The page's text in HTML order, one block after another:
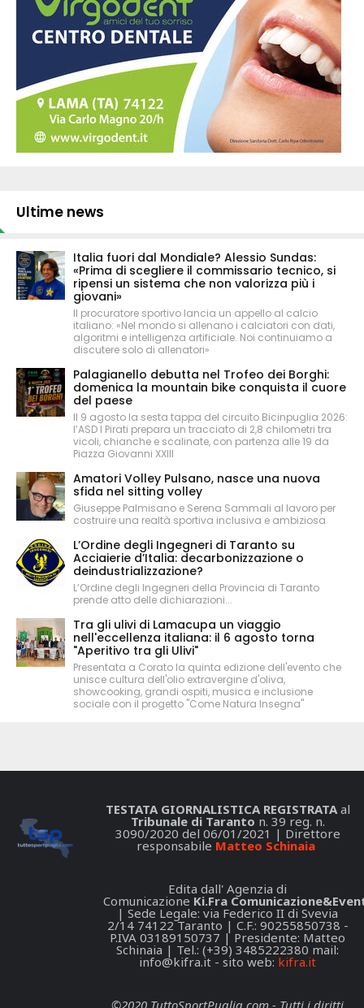
Ultime news
Italia fuori dal Mondiale? Alessio Sundas:
«Prima di scegliere il commissario tecnico, si
ripensi un sistema che non valorizza più i
giovani»
Il procuratore sportivo lancia un appello al calcio
italiano: «Nel mondo si allenano i calciatori con dati,
algoritmi e intelligenza artificiale. Noi continuiamo a
discutere solo di allenatori»
Palagianello debutta nel Trofeo dei Borghi:
domenica la mountain bike conquista il cuore
del paese
Il 9 agosto la sesta tappa del circuito Bicinpuglia 2026:
l’ASD I Pirati prepara un tracciato di 2,8 chilometri tra
vicoli, chianche e scalinate, con partenza alle 19 da
Piazza Giovanni XXIII
Amatori Volley Pulsano, nasce una nuova
sfida nel sitting volley
Giuseppe Palmisano e Serena Sammali al lavoro per
costruire una realtà sportiva inclusiva e ambiziosa
L’Ordine degli Ingegneri di Taranto su
Acciaierie d’Italia: decarbonizzazione o
deindustrializzazione?
L’Ordine degli Ingegneri della Provincia di Taranto
prende atto delle dichiarazioni...
Tra gli ulivi di Lamacupa un viaggio
nell'eccellenza italiana: il 6 agosto torna
"Aperitivo tra gli Ulivi"
Presentata a Corato la quinta edizione dell'evento che
unisce cultura dell'olio extravergine d'oliva,
showcooking, grandi ospiti, musica e inclusione
sociale con il progetto "Come Natura Insegna"
TESTATA GIORNALISTICA REGISTRATAal
Tribunale di Taranto n. 39 reg. n.
3090/2020 del 06/01/2021 | Direttore
responsabile Matteo Schinaia
Edita dall' Agenzia di
Comunicazione Ki.Fra
| Sede Legale: via Federico II di Svevia
2/14 74122 Taranto | C.F.: 90255850738 -
P.IVA 03189150737 | Presidente: Matteo
Schinaia | Tel.: (+39) 3485222380 mail:
info@kifra.it - sito web: kifra.it